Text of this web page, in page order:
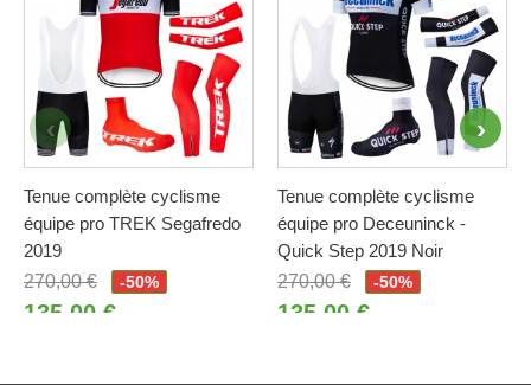
Tenue complète cyclisme
équipe pro TREK Segafredo
2019
270,00 €
-50%
135,00 €
Tenue complète cyclisme
équipe pro Deceuninck -
Quick Step 2019 Noir
270,00 €
-50%
135,00 €